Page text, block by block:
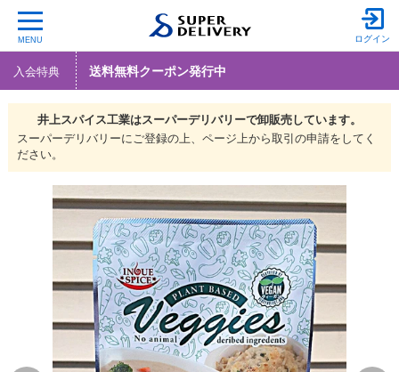
MENU ログイン
入会特典 送料無料クーポン発行中
井上スパイス工業はスーパーデリバリーで卸販売しています。
スーパーデリバリーにご登録の上、ページ上から取引の申請をしてく
ださい。